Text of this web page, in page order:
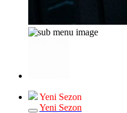
Yeni Sezon
Yeni Sezon